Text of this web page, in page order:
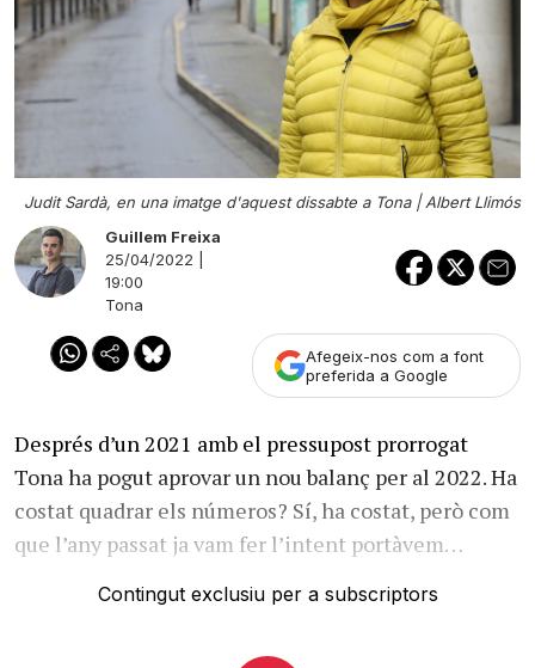
Judit Sardà, en una imatge d'aquest dissabte a Tona |Albert Llimós
Guillem Freixa
25/04/2022 |
19:00
Tona
Afegeix-nos com a font
preferida a Google
Després d’un 2021 amb el pressupost prorrogat
Tona ha pogut aprovar un nou balanç per al 2022. Ha
costat quadrar els números? Sí, ha costat, però com
que l’any passat ja vam fer l’intent portàvem…
Contingut exclusiu per a subscriptors